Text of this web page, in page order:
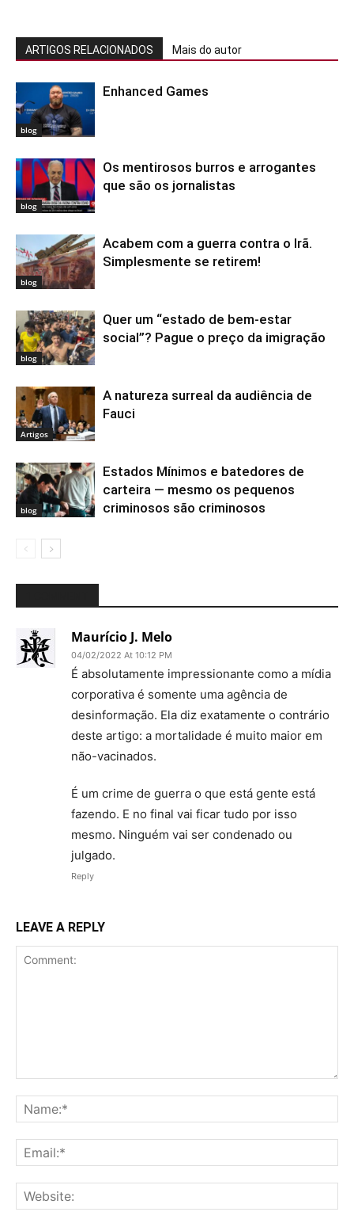
ARTIGOS RELACIONADOS Mais do autor
blog
Enhanced Games
blog
Os mentirosos burros e arrogantes
que são os jornalistas
blog
Acabem com a guerra contra o Irã.
Simplesmente se retirem!
blog
Quer um “estado de bem-estar
social”? Pague o preço da imigração
Artigos
A natureza surreal da audiência de
Fauci
blog
Estados Mínimos e batedores de
carteira — mesmo os pequenos
criminosos são criminosos
Maurício J. Melo
04/02/2022 At 10:12 PM
É absolutamente impressionante como a mídia
corporativa é somente uma agência de
desinformação. Ela diz exatamente o contrário
deste artigo: a mortalidade é muito maior em
não-vacinados.
É um crime de guerra o que está gente está
fazendo. E no final vai ficar tudo por isso
mesmo. Ninguém vai ser condenado ou
julgado.
Reply
LEAVE A REPLY